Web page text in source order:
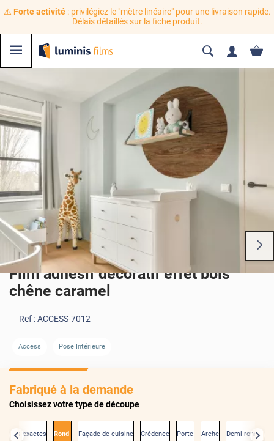
⚠️ Forte activité: privilégiez le "mètre linéaire" pour une livraison rapide.
Délais détaillés sur la fiche produit.
Film adhésif décoratif effet bois
chêne caramel
Ref :ACCESS-7012
Access Pose Intérieure
Fabriqué à la demande
Choisissez votre type de découpe
exactes Rond Façade de cuisine Crédence Porte Arche Demi-rond